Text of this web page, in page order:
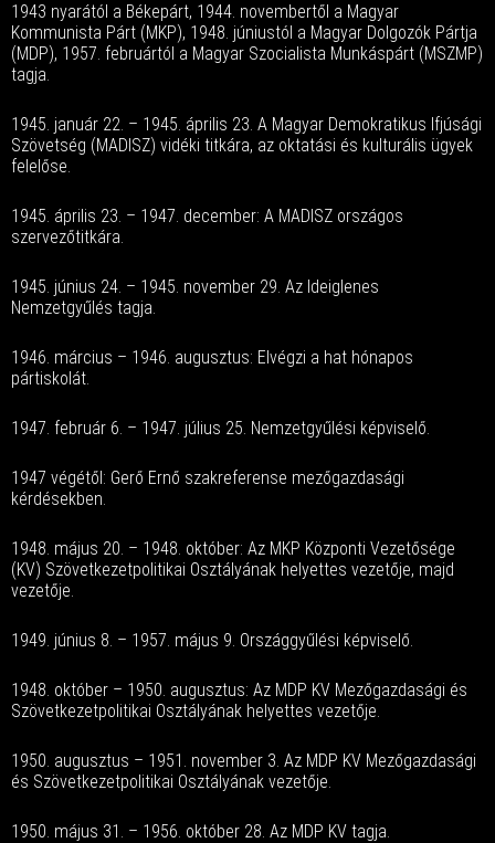
1943 nyarától a Békepárt, 1944. novembertől a Magyar
Kommunista Párt (MKP), 1948. júniustól a Magyar Dolgozók Pártja
(MDP), 1957. februártól a Magyar Szocialista Munkáspárt (MSZMP)
tagja.
1945. január 22. – 1945. április 23. A Magyar Demokratikus Ifjúsági
Szövetség (MADISZ) vidéki titkára, az oktatási és kulturális ügyek
felelőse.
1945. április 23. – 1947. december: A MADISZ országos
szervezőtitkára.
1945. június 24. – 1945. november 29. Az Ideiglenes
Nemzetgyűlés tagja.
1946. március – 1946. augusztus: Elvégzi a hat hónapos
pártiskolát.
1947. február 6. – 1947. július 25. Nemzetgyűlési képviselő.
1947 végétől: Gerő Ernő szakreferense mezőgazdasági
kérdésekben.
1948. május 20. – 1948. október: Az MKP Központi Vezetősége
(KV) Szövetkezetpolitikai Osztályának helyettes vezetője, majd
vezetője.
1949. június 8. – 1957. május 9. Országgyűlési képviselő.
1948. október – 1950. augusztus: Az MDP KV Mezőgazdasági és
Szövetkezetpolitikai Osztályának helyettes vezetője.
1950. augusztus – 1951. november 3. Az MDP KV Mezőgazdasági
és Szövetkezetpolitikai Osztályának vezetője.
1950. május 31. – 1956. október 28. Az MDP KV tagja.